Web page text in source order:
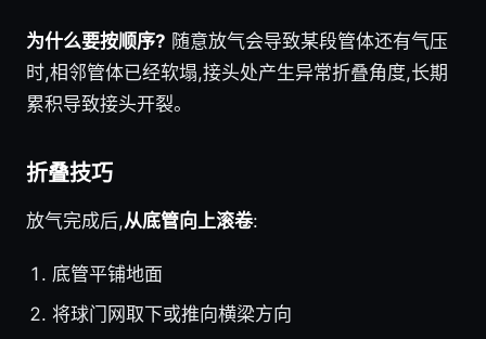
为什么要按顺序? 随意放气会导致某段管体还有气压
时,相邻管体已经软塌,接头处产生异常折叠角度,长期
累积导致接头开裂。
折叠技巧
放气完成后,从底管向上滚卷:
底管平铺地面
将球门网取下或推向横梁方向